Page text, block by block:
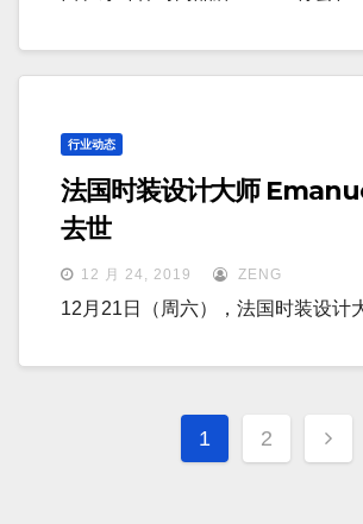
行业动态
法国时装设计大师
去世
12 月 24, 2019 ZENG
12月21日（周六），法国时装设计
文
章
1 2